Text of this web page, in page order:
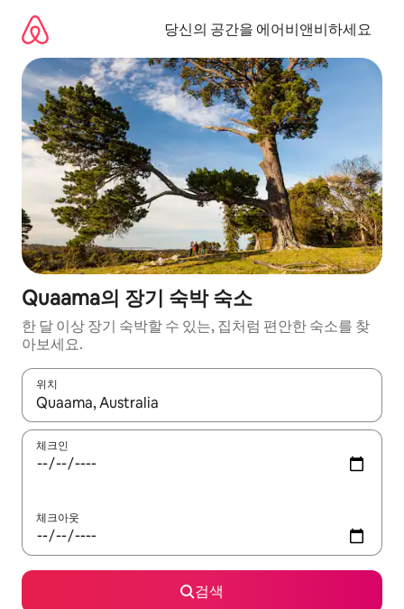
당신의 공간을 에어비앤비하세요
Quaama의 장기 숙박 숙소
한 달 이상 장기 숙박할 수 있는, 집처럼 편안한 숙소를 찾
아보세요.
위치
결과가 나오면 위·아래 화살표 키를 사용하거나 터치 또는 스와이
체크인
체크아웃
검색